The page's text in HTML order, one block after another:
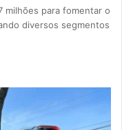
milhões para fomentar o
diversos segmentos